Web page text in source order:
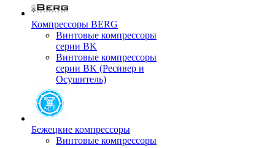
Компрессоры BERG
Винтовые компрессоры
серии BK
Винтовые компрессоры
серии BK (Ресивер и
Осушитель)
Бежецкие компрессоры
Винтовые компрессоры